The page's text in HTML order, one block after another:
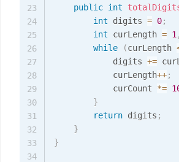
public int
int digits = 0;
int curLength = 1 ,
while
(curLength
            digits
+=
            curLength
++;
            curCount
*=
}
return digits ;
}
}
23
24
25
26
27
28
29
30
31
32
33
34